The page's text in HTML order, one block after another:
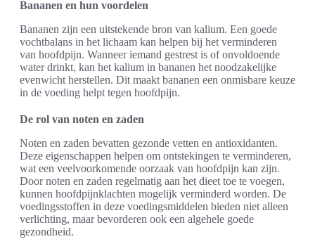
Bananen en hun voordelen
Bananen zijn een uitstekende bron van kalium. Een goede
vochtbalans in het lichaam kan helpen bij het verminderen
van hoofdpijn. Wanneer iemand gestrest is of onvoldoende
water drinkt, kan het kalium in bananen het noodzakelijke
evenwicht herstellen. Dit maakt bananen een onmisbare keuze
in de voeding helpt tegen hoofdpijn.
De rol van noten en zaden
Noten en zaden bevatten gezonde vetten en antioxidanten.
Deze eigenschappen helpen om ontstekingen te verminderen,
wat een veelvoorkomende oorzaak van hoofdpijn kan zijn.
Door noten en zaden regelmatig aan het dieet toe te voegen,
kunnen hoofdpijnklachten mogelijk verminderd worden. De
voedingsstoffen in deze voedingsmiddelen bieden niet alleen
verlichting, maar bevorderen ook een algehele goede
gezondheid.